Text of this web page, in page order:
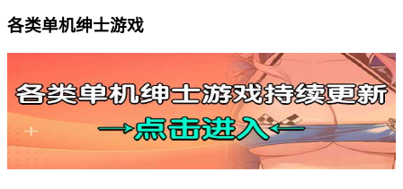
各类单机绅士游戏